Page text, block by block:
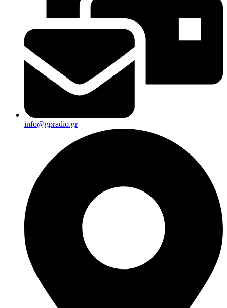
info@gpradio.gr